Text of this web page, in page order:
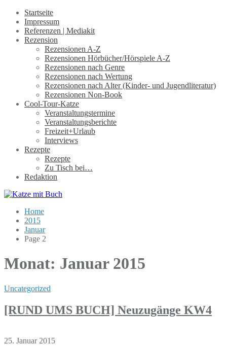
Startseite
Impressum
Referenzen | Mediakit
Rezension
Rezensionen A-Z
Rezensionen Hörbücher/Hörspiele A-Z
Rezensionen nach Genre
Rezensionen nach Wertung
Rezensionen nach Alter (Kinder- und Jugendliteratur)
Rezensionen Non-Book
Cool-Tour-Katze
Veranstaltungstermine
Veranstaltungsberichte
Freizeit+Urlaub
Interviews
Rezepte
Rezepte
Zu Tisch bei…
Redaktion
Home
2015
Januar
Page 2
Monat: Januar 2015
Uncategorized
[RUND UMS BUCH] Neuzugänge KW4
25. Januar 2015